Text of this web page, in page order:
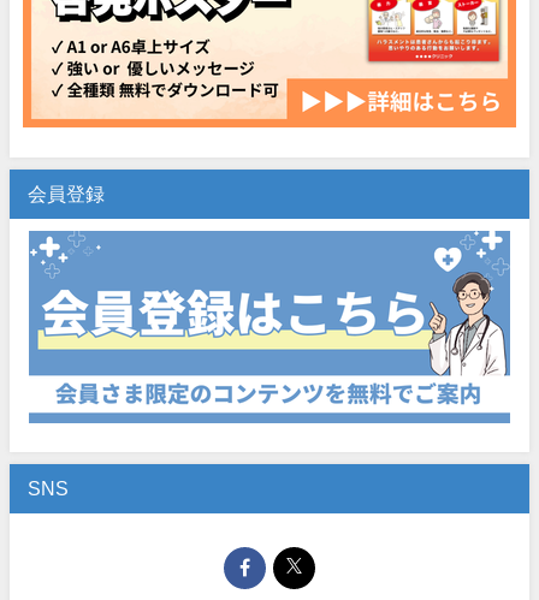
会員登録
SNS